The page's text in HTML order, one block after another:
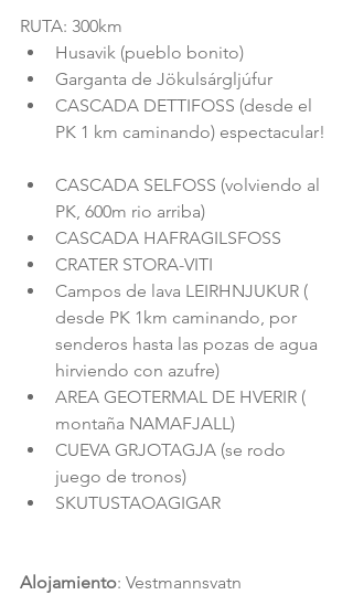
RUTA: 300km
Husavik (pueblo bonito)
Garganta de Jökulsárgljúfur
CASCADA DETTIFOSS (desde el
PK 1 km caminando) espectacular!
CASCADA SELFOSS (volviendo al
PK, 600m rio arriba)
CASCADA HAFRAGILSFOSS
CRATER STORA-VITI
Campos de lava LEIRHNJUKUR (
desde PK 1km caminando, por
senderos hasta las pozas de agua
hirviendo con azufre)
AREA GEOTERMAL DE HVERIR (
montaña NAMAFJALL)
CUEVA GRJOTAGJA (se rodo
juego de tronos)
SKUTUSTAOAGIGAR
Alojamiento: Vestmannsvatn